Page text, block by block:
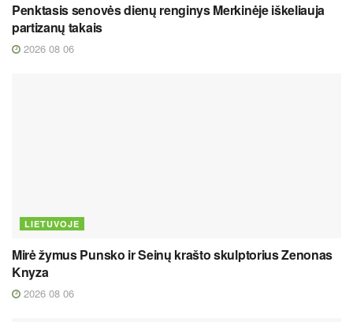
Penktasis senovės dienų renginys Merkinėje iškeliauja
partizanų takais
2026 08 06
LIETUVOJE
Mirė žymus Punsko ir Seinų krašto skulptorius Zenonas
Knyza
2026 08 06